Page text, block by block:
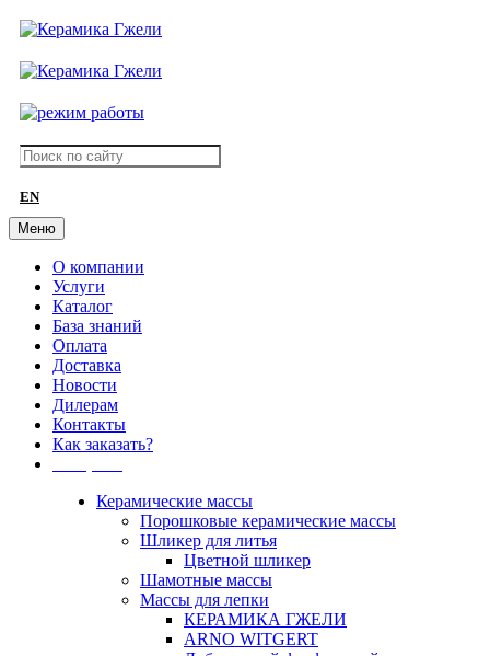
EN
Меню
О компании
Услуги
Каталог
База знаний
Оплата
Доставка
Новости
Дилерам
Контакты
Как заказать?
Керамические массы
Порошковые керамические массы
Шликер для литья
Цветной шликер
Шамотные массы
Массы для лепки
КЕРАМИКА ГЖЕЛИ
ARNO WITGERT